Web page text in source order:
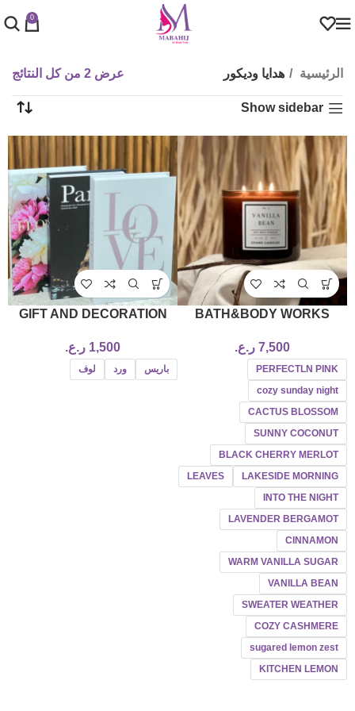
0
الرئيسية هدايا وديكور عرض ⁦2⁩ من كل النتائج
Show sidebar
BATH&BODY WORKS
7,500 ر.ع.
PERFECTLN PINK
cozy sunday night
CACTUS BLOSSOM
SUNNY COCONUT
BLACK CHERRY MERLOT
LAKESIDE MORNING
LEAVES
INTO THE NIGHT
LAVENDER BERGAMOT
CINNAMON
WARM VANILLA SUGAR
VANILLA BEAN
SWEATER WEATHER
COZY CASHMERE
sugared lemon zest
KITCHEN LEMON
GIFT AND DECORATION
1,500 ر.ع.
باريس ورد لوف